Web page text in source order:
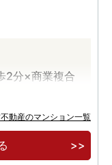
2分×商業複合
建・総315戸の
工務店の商業
動産のマンション一覧